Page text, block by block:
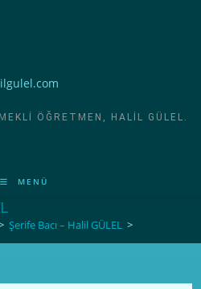
ÖĞRETMEN, HALIL GÜLEL.
MENÜ
Şerife Bacı – Halil GÜLEL >